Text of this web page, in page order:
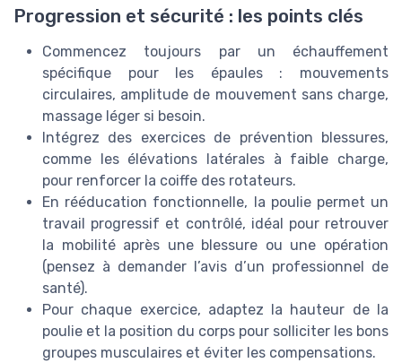
Progression et sécurité : les points clés
Commencez toujours par un échauffement
spécifique pour les épaules : mouvements
circulaires, amplitude de mouvement sans charge,
massage léger si besoin.
Intégrez des exercices de prévention blessures,
comme les élévations latérales à faible charge,
pour renforcer la coiffe des rotateurs.
En rééducation fonctionnelle, la poulie permet un
travail progressif et contrôlé, idéal pour retrouver
la mobilité après une blessure ou une opération
(pensez à demander l’avis d’un professionnel de
santé).
Pour chaque exercice, adaptez la hauteur de la
poulie et la position du corps pour solliciter les bons
groupes musculaires et éviter les compensations.